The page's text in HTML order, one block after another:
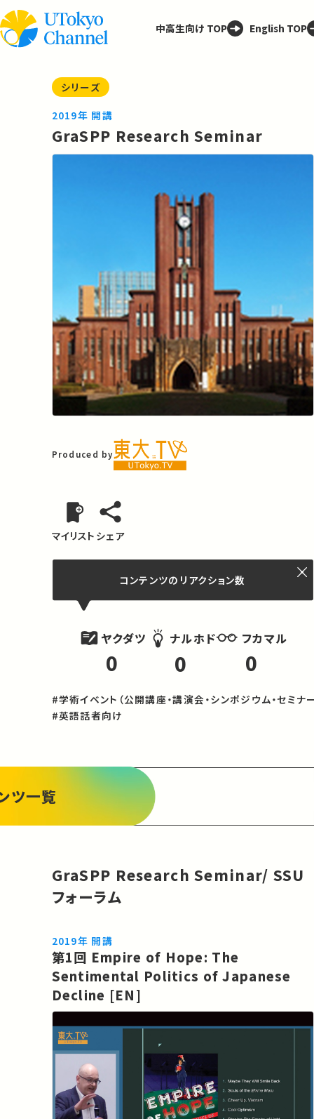
中高生向け TOP English TOP
シリーズ
2019年 開講
GraSPP Research Seminar
Produced by
マイリスト シェア
コンテンツの リアクション数
ヤクダツ
0
ナルホド
0
フカマル
0
#学術イベント（公開講座・講演会・シンポジウム・セミナ
#英語話者向け
ツ一覧
GraSPP Research Seminar/ SSU
フォーラム
2019年 開講
第1回 Empire of Hope: The
Sentimental Politics of Japanese
Decline [EN]